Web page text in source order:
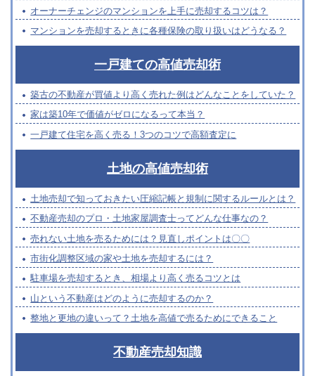
オーナーチェンジのマンションを上手に売却するコツは？
マンションを売却するときに各種保険の取り扱いはどうなる？
一戸建ての高値売却術
築古の不動産が買値より高く売れた例はどんなことをしていた？
家は築10年で価値がゼロになるって本当？
一戸建て住宅を高く売る！3つのコツで高額査定に
土地の高値売却術
土地売却で知っておきたい圧縮記帳と規制に関するルールとは？
不動産売却のプロ・土地家屋調査士ってどんな仕事なの？
売れない土地を売るためには？見直しポイントは〇〇
市街化調整区域の家や土地を売却するには？
駐車場を売却するとき、相場より高く売るコツとは
山という不動産はどのように売却するのか？
整地と更地の違いって？土地を高値で売るためにできること
不動産売却知識